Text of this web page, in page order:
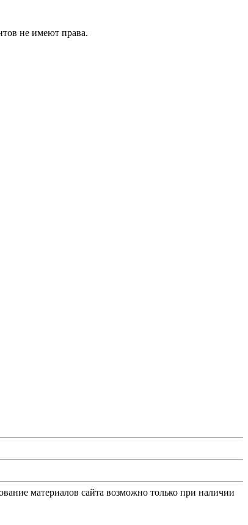
не имеют права.
материалов сайта возможно только при наличии